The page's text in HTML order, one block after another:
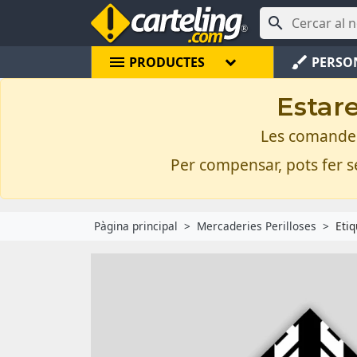

menu PRODUCTES brush
Les
Per compensar, pots fer
Pàgina principal Mercaderies Perilloses